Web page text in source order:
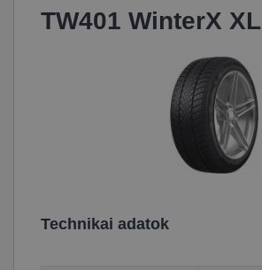
TW401 WinterX XL
Technikai adatok